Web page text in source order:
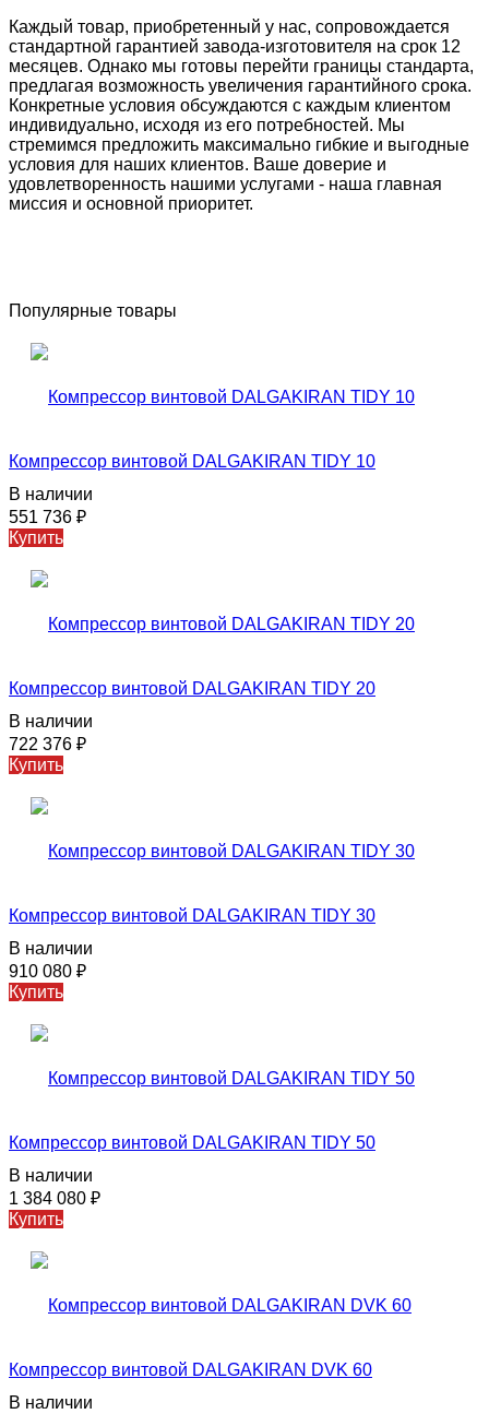
Каждый товар, приобретенный у нас, сопровождается
стандартной гарантией завода-изготовителя на срок 12
месяцев. Однако мы готовы перейти границы стандарта,
предлагая возможность увеличения гарантийного срока.
Конкретные условия обсуждаются с каждым клиентом
индивидуально, исходя из его потребностей. Мы
стремимся предложить максимально гибкие и выгодные
условия для наших клиентов. Ваше доверие и
удовлетворенность нашими услугами - наша главная
миссия и основной приоритет.
Популярные товары
Компрессор винтовой DALGAKIRAN TIDY 10
В наличии
551 736 ₽
Купить
Компрессор винтовой DALGAKIRAN TIDY 20
В наличии
722 376 ₽
Купить
Компрессор винтовой DALGAKIRAN TIDY 30
В наличии
910 080 ₽
Купить
Компрессор винтовой DALGAKIRAN TIDY 50
В наличии
1 384 080 ₽
Купить
Компрессор винтовой DALGAKIRAN DVK 60
В наличии